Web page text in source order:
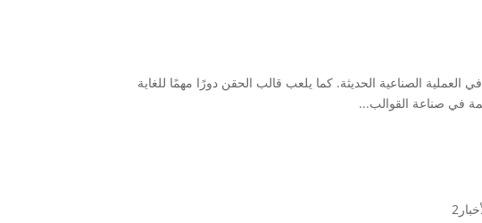
الصناعية الحديثة. كما يلعب قالب الحقن دورًا مهمًا للغاية
في صناعة القوالب...